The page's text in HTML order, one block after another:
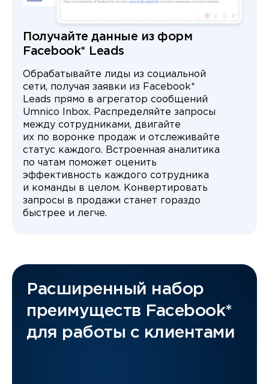
Получайте данные из форм
Facebook* Leads
Обрабатывайте лиды из социальной
сети, получая заявки из Facebook*
Leads прямо в агрегатор сообщений
Umnico Inbox. Распределяйте запросы
между сотрудниками, двигайте
их по воронке продаж и отслеживайте
статус каждого. Встроенная аналитика
по чатам поможет оценить
эффективность каждого сотрудника
и команды в целом. Конвертировать
запросы в продажи станет гораздо
быстрее и легче.
Расширенный набор
преимуществ Facebook*
для работы с клиентами